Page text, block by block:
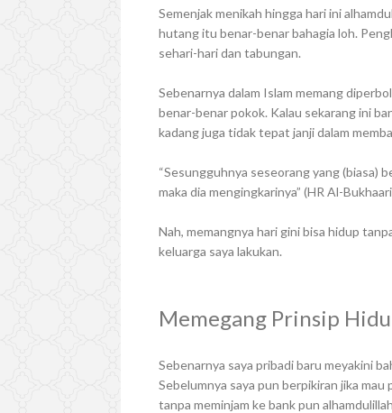
Semenjak menikah hingga hari ini
hutang itu benar-benar bahagia loh.
sehari-hari dan tabungan.
Sebenarnya dalam Islam memang
benar-benar pokok. Kalau sekarang ini
kadang juga tidak tepat janji dalam
“Sesungguhnya seseorang yang (biasa)
maka dia mengingkarinya” (HR Al-
Nah, memangnya hari gini bisa hidup
keluarga saya lakukan.
Memegang Prinsip
Sebenarnya saya pribadi baru meyakini
Sebelumnya saya pun berpikiran jika
tanpa meminjam ke bank pun